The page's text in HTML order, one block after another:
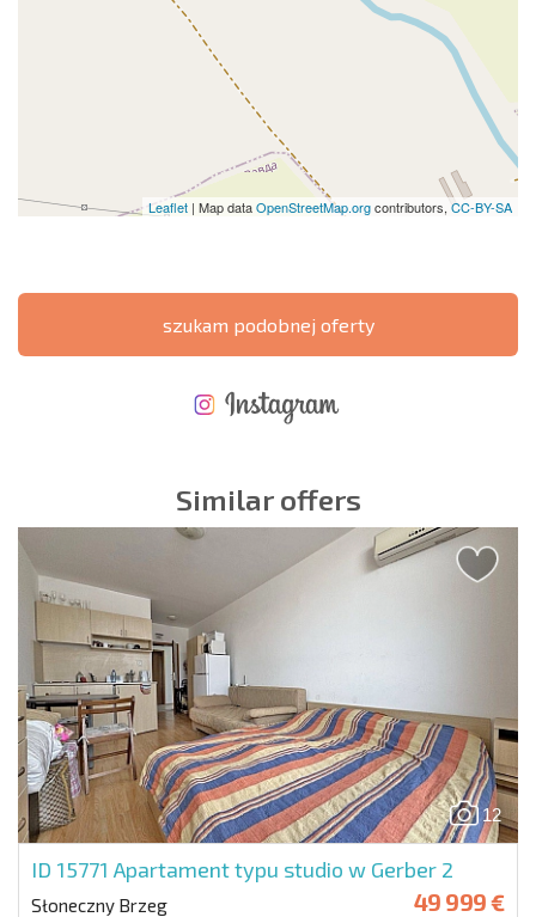
Leaflet | Map dataOpenStreetMap.orgcontributors, CC-BY-SA
szukam podobnej oferty
Similar offers
12
ID 15771 Apartament typu studio w Gerber 2
Słoneczny Brzeg 49 999 €